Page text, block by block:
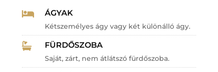
 ÁGYAK
Kétszemélyes ágy vagy két különálló ágy.
 FÜRDŐSZOBA
Saját, zárt, nem átlátszó fürdőszoba.